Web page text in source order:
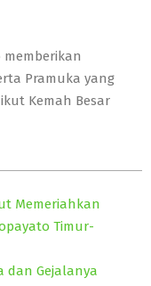
Pramuka yang
Kemah Besar
Memeriahkan
Timur-
dan Gejalanya